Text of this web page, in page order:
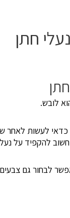
לובש.
כדאי לעשות
להקפיד על
לבחור גם